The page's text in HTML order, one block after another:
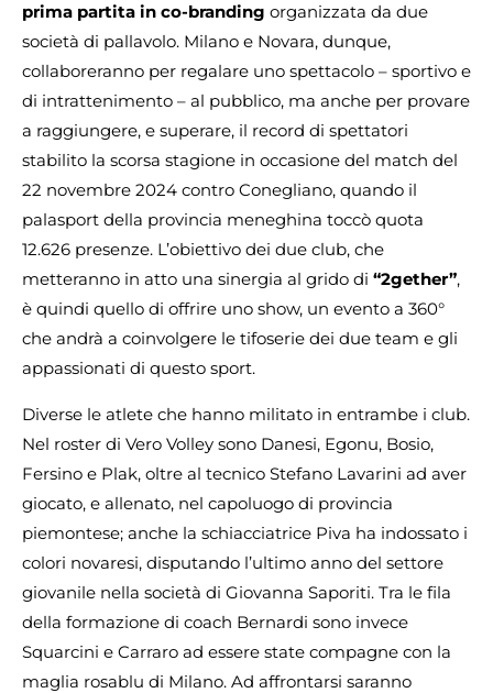
prima partita in co-branding organizzata da due
società di pallavolo. Milano e Novara, dunque,
collaboreranno per regalare uno spettacolo – sportivo e
di intrattenimento – al pubblico, ma anche per provare
a raggiungere, e superare, il record di spettatori
stabilito la scorsa stagione in occasione del match del
22 novembre 2024 contro Conegliano, quando il
palasport della provincia meneghina toccò quota
12.626 presenze. L’obiettivo dei due club, che
metteranno in atto una sinergia al grido di “2gether”,
è quindi quello di offrire uno show, un evento a 360°
che andrà a coinvolgere le tifoserie dei due team e gli
appassionati di questo sport.
Diverse le atlete che hanno militato in entrambe i club.
Nel roster di Vero Volley sono Danesi, Egonu, Bosio,
Fersino e Plak, oltre al tecnico Stefano Lavarini ad aver
giocato, e allenato, nel capoluogo di provincia
piemontese; anche la schiacciatrice Piva ha indossato i
colori novaresi, disputando l’ultimo anno del settore
giovanile nella società di Giovanna Saporiti. Tra le fila
della formazione di coach Bernardi sono invece
Squarcini e Carraro ad essere state compagne con la
maglia rosablu di Milano. Ad affrontarsi saranno